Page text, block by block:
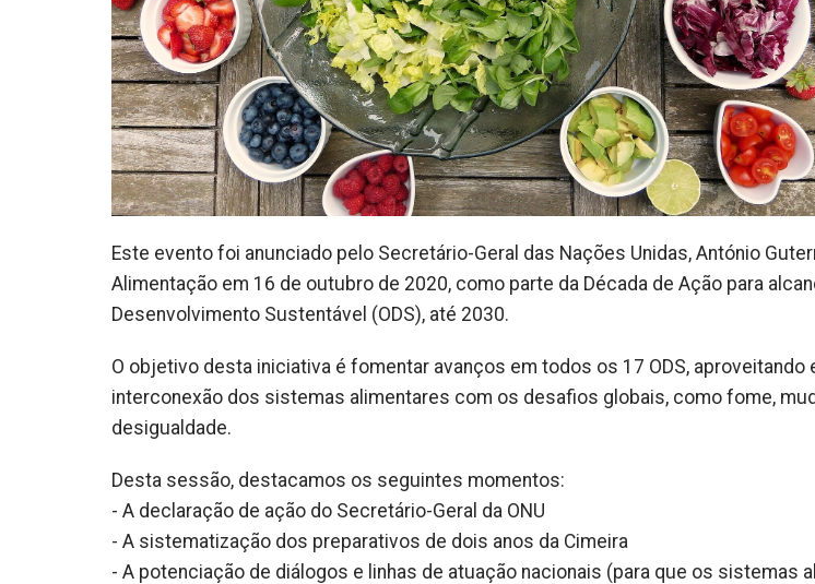
Este evento foi anunciado pelo Secretário-Geral das Nações Unidas, António
Alimentação em 16 de outubro de 2020, como parte da Década de Ação para
Desenvolvimento Sustentável (ODS), até 2030.
O objetivo desta iniciativa é fomentar avanços em todos os 17 ODS, aproveitando
interconexão dos sistemas alimentares com os desafios globais, como fome,
desigualdade.
Desta sessão, destacamos os seguintes momentos:
- A declaração de ação do Secretário-Geral da ONU
- A sistematização dos preparativos de dois anos da Cimeira
- A potenciação de diálogos e linhas de atuação nacionais (para que os sistemas